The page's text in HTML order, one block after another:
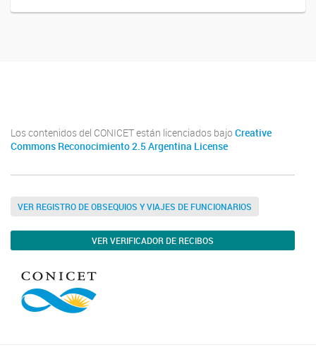
Los contenidos del CONICET están licenciados bajo Creative
Commons Reconocimiento 2.5 Argentina License
VER REGISTRO DE OBSEQUIOS Y VIAJES DE FUNCIONARIOS
VER VERIFICADOR DE RECIBOS